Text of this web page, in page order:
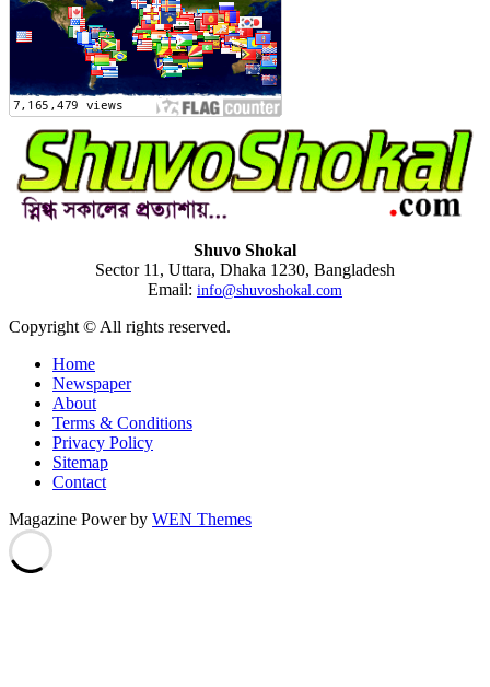
Shuvo Shokal
Sector 11, Uttara, Dhaka 1230, Bangladesh
Email: info@shuvoshokal.com
Copyright © All rights reserved.
Home
Newspaper
About
Terms & Conditions
Privacy Policy
Sitemap
Contact
Magazine Power by WEN Themes